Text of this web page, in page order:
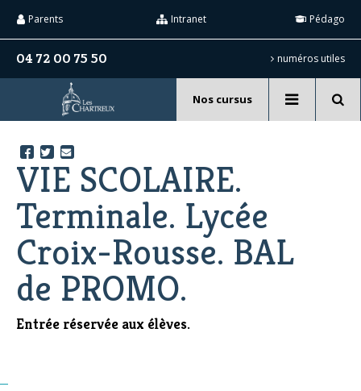
contenu.
|
personnels
Nos cursus
04 72 00 75 50 numéros utiles
Parents Intranet Pédago
VIE SCOLAIRE.
Terminale. Lycée
Croix-Rousse. BAL
de PROMO.
Entrée réservée aux élèves.